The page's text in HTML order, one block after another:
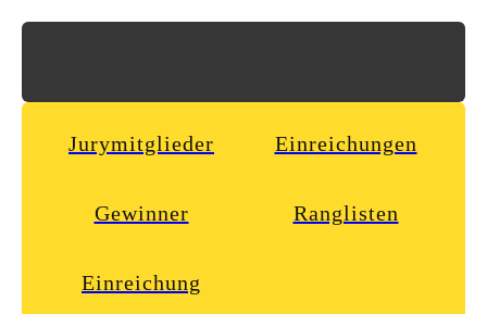
Jurymitglieder Einreichungen
Gewinner Ranglisten
Einreichung